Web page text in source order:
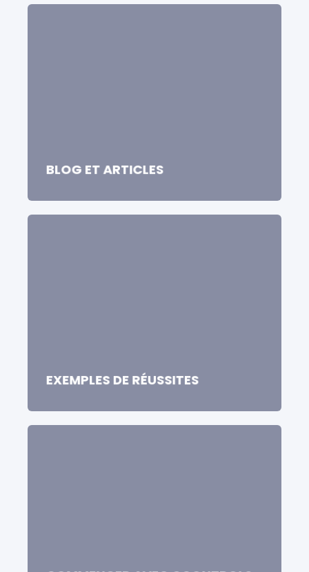
BLOG ET ARTICLES
EXEMPLES DE RÉUSSITES